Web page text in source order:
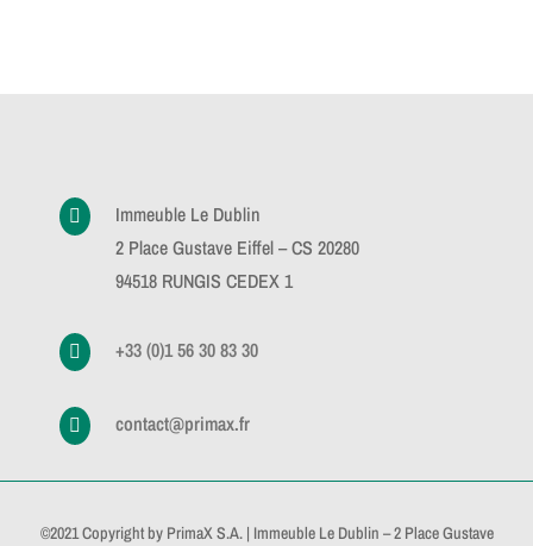

Immeuble Le Dublin
2 Place Gustave Eiffel – CS 20280
94518 RUNGIS CEDEX 1
 +33 (0)1 56 30 83 30
 contact@primax.fr
©2021 Copyright by PrimaX S.A. | Immeuble Le Dublin – 2 Place Gustave